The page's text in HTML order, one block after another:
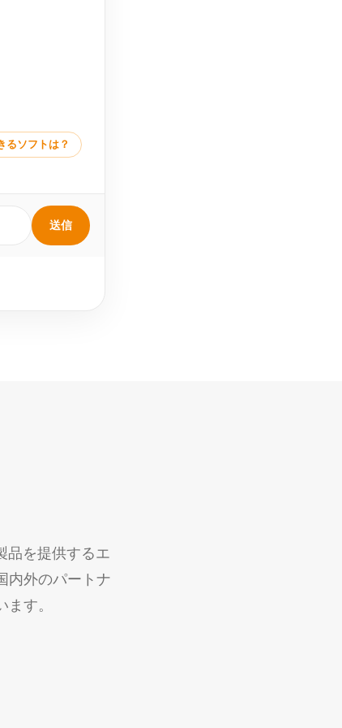
るソフトは？
送信
品を提供するエ
内外のパートナ
す。